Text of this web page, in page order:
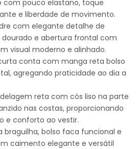
com pouco elastano, toque
e liberdade de movimento.
com elegante detalhe de
e abertura frontal com
visual moderno e alinhado.
conta com manga reta bolso
agregando praticidade ao dia a
reta com cós liso na parte
nas costas, proporcionando
e conforto ao vestir.
braguilha, bolso faca funcional e
caimento elegante e versátil